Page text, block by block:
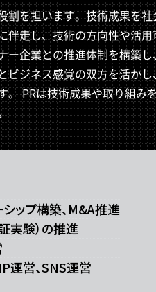
割を担います。技術成果を
伴走し、技術の方向性や活
ー企業との推進体制を構築
ビジネス感覚の双方を活か
PRは技術成果や取り組み
ップ構築、M&A推進
実験）の推進
運営、SNS運営